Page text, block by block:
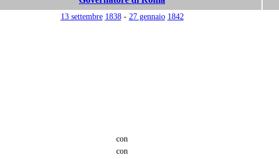
13 settembre 1838- 27 gennaio 1842
con
con